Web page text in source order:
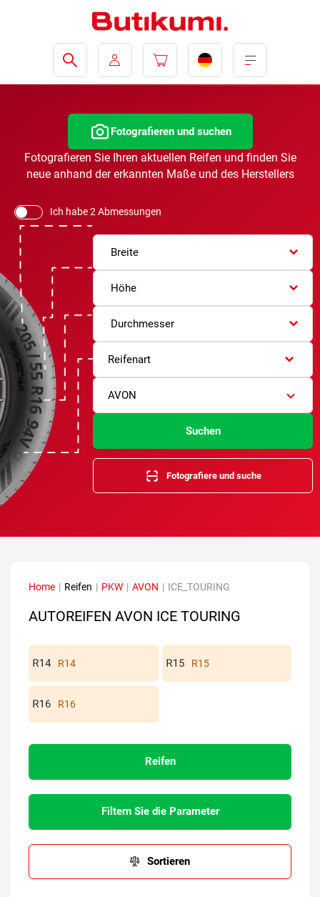
Fotografieren und suchen
Fotografieren Sie Ihren aktuellen Reifen und finden Sie
neue anhand der erkannten Maße und des Herstellers
Ich habe 2 Abmessungen
Breite
Höhe
Durchmesser
Reifenart
AVON
Suchen
Fotografiere und suche
Home | Reifen | PKW | AVON | ICE_TOURING
AUTOREIFEN AVON ICE TOURING
R14 R15
R16
Reifen
Filtern Sie die Parameter
Sortieren